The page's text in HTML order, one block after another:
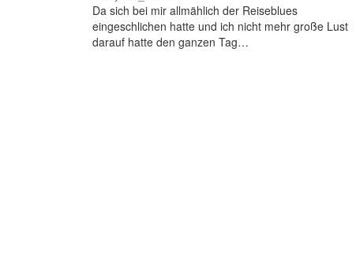
Da sich bei mir allmählich der Reiseblues
eingeschlichen hatte und ich nicht mehr große Lust
darauf hatte den ganzen Tag…